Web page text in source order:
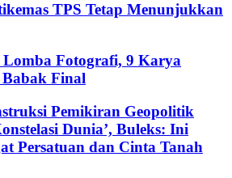
TPS Tetap Menunjukkan
Lomba Fotografi, 9 Karya
Final
Pemikiran Geopolitik
Dunia’, Buleks: Ini
Persatuan dan Cinta Tanah